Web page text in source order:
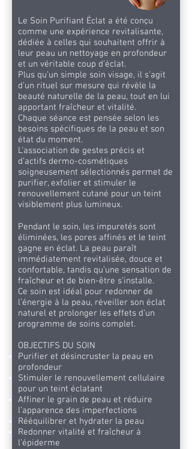
Le Soin Purifiant Éclat a été conçu
comme une expérience revitalisante,
dédiée à celles qui souhaitent offrir à
leur peau un nettoyage en profondeur
et un véritable coup d’éclat.
Plus qu’un simple soin visage, il s’agit
d’un rituel sur mesure qui révèle la
beauté naturelle de la peau, tout en lui
apportant fraîcheur et vitalité.
Chaque séance est pensée selon les
besoins spécifiques de la peau et son
état du moment.
L’association de gestes précis et
d’actifs dermo-cosmétiques
soigneusement sélectionnés permet de
purifier, exfolier et stimuler le
renouvellement cutané pour un teint
visiblement plus lumineux.
Pendant le soin, les impuretés sont
éliminées, les pores affinés et le teint
gagne en éclat. La peau paraît
immédiatement revitalisée, douce et
confortable, tandis qu’une sensation de
fraîcheur et de bien-être s’installe.
Ce soin est idéal pour redonner de
l’énergie à la peau, réveiller son éclat
naturel et prolonger les effets d’un
programme de soins complet.
OBJECTIFS DU SOIN
Purifier et désincruster la peau en
profondeur
Stimuler le renouvellement cellulaire
pour un teint éclatant
Affiner le grain de peau et réduire
l’apparence des imperfections
Rééquilibrer et hydrater la peau
Redonner vitalité et fraîcheur à
l’épiderme